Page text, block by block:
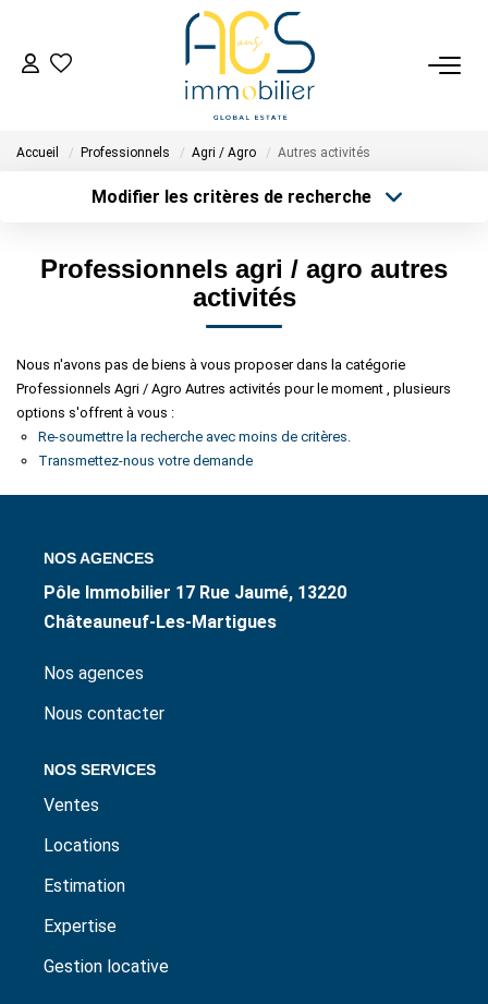
Tous Nos Biens En Vente
- Biens D'investissement
Déposez Votre Recherche D'achat
Tous Nos Biens Vendus
Nos Avis Clients Certifiés - Opinion System
Accueil Professionnels Agri / Agro Autres activités
Modifier les critères de recherche
Type de bien
Surface min
Créer une alerte
Professionnels agri / agro autres
activités
Nous n'avons pas de biens à vous proposer dans la catégorie
Professionnels Agri / Agro Autres activités pour le moment , plusieurs
options s'offrent à vous :
Re-soumettre la recherche avec moins de critères.
Transmettez-nous votre demande
NOS AGENCES
Pôle Immobilier 17 Rue Jaumé, 13220
Châteauneuf-Les-Martigues
Nos agences
Nous contacter
NOS SERVICES
Ventes
Locations
Estimation
Expertise
Gestion locative